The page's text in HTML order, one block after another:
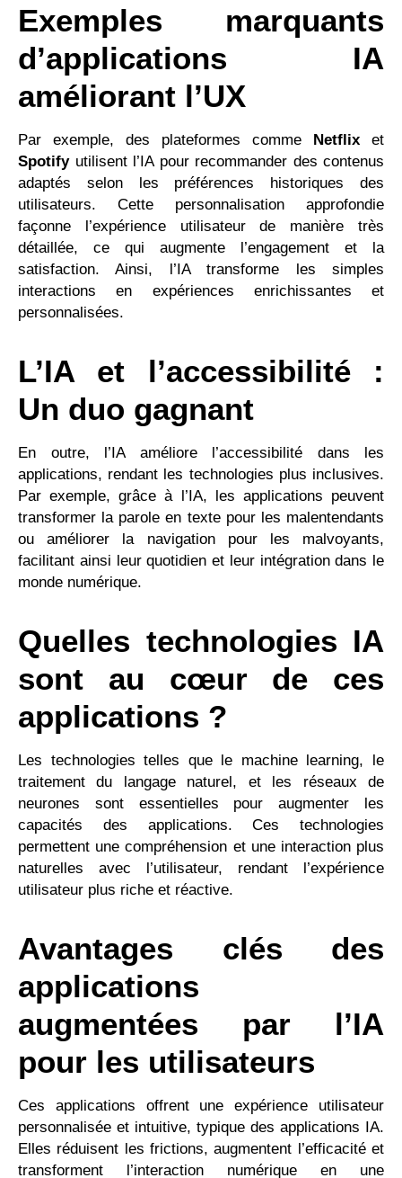
Exemples marquants
d’applications IA
améliorant l’UX
Par exemple, des plateformes comme Netflix et
Spotifyutilisent l’IA pour recommander des contenus
adaptés selon les préférences historiques des
utilisateurs. Cette personnalisation approfondie
façonne l’expérience utilisateur de manière très
détaillée, ce qui augmente l’engagement et la
satisfaction. Ainsi, l’IA transforme les simples
interactions en expériences enrichissantes et
personnalisées.
L’IA et l’accessibilité :
Un duo gagnant
En outre, l’IA améliore l’accessibilité dans les
applications, rendant les technologies plus inclusives.
Par exemple, grâce à l’IA, les applications peuvent
transformer la parole en texte pour les malentendants
ou améliorer la navigation pour les malvoyants,
facilitant ainsi leur quotidien et leur intégration dans le
monde numérique.
Quelles technologies IA
sont au cœur de ces
applications ?
Les technologies telles que le machine learning, le
traitement du langage naturel, et les réseaux de
neurones sont essentielles pour augmenter les
capacités des applications. Ces technologies
permettent une compréhension et une interaction plus
naturelles avec l’utilisateur, rendant l’expérience
utilisateur plus riche et réactive.
Avantages clés des
applications
augmentées par l’IA
pour les utilisateurs
Ces applications offrent une expérience utilisateur
personnalisée et intuitive, typique des applications IA.
Elles réduisent les frictions, augmentent l’efficacité et
transforment l’interaction numérique en une